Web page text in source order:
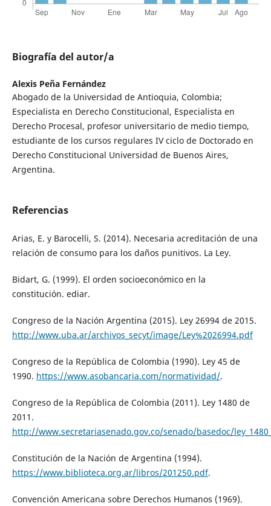
Biografía del autor/a
Alexis Peña Fernández
Abogado de la Universidad de Antioquia, Colombia;
Especialista en Derecho Constitucional, Especialista en
Derecho Procesal, profesor universitario de medio tiempo,
estudiante de los cursos regulares IV ciclo de Doctorado en
Derecho Constitucional Universidad de Buenos Aires,
Argentina.
Referencias
Arias, E. y Barocelli, S. (2014). Necesaria acreditación de una
relación de consumo para los daños punitivos. La Ley.
Bidart, G. (1999). El orden socioeconómico en la
constitución. ediar.
Congreso de la Nación Argentina (2015). Ley 26994 de 2015.
http://www.uba.ar/archivos_secyt/image/Ley%2026994.pdf
Congreso de la República de Colombia (1990). Ley 45 de
1990. https://www.asobancaria.com/normatividad/.
Congreso de la República de Colombia (2011). Ley 1480 de
2011.
http://www.secretariasenado.gov.co/senado/basedoc/
Constitución de la Nación de Argentina (1994).
https://www.biblioteca.org.ar/libros/201250.pdf.
Convención Americana sobre Derechos Humanos (1969).